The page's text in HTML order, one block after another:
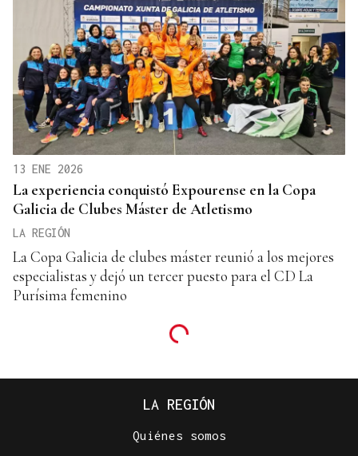
13 ENE 2026
La experiencia conquistó Expourense en la Copa
Galicia de Clubes Máster de Atletismo
LA REGIÓN
La Copa Galicia de clubes máster reunió a los mejores
especialistas y dejó un tercer puesto para el CD La
Purísima femenino
LA REGIÓN
Quiénes somos